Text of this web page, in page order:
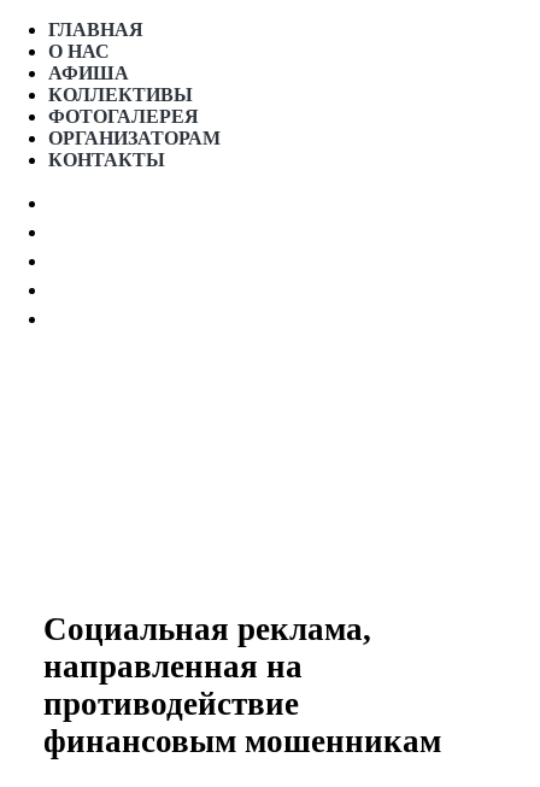
ГЛАВНАЯ
О НАС
АФИША
КОЛЛЕКТИВЫ
ФОТОГАЛЕРЕЯ
ОРГАНИЗАТОРАМ
КОНТАКТЫ
Социальная реклама,
направленная на
противодействие
финансовым мошенникам